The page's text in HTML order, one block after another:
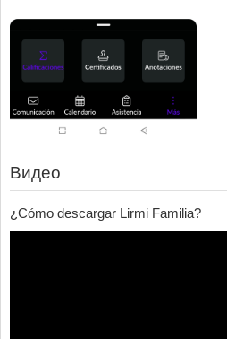
Видео
¿Cómo descargar Lirmi Familia?